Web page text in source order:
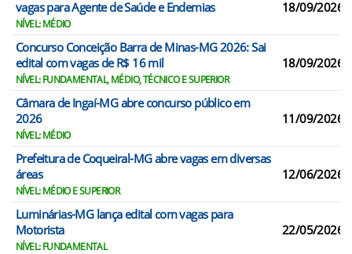
vagas para Agente de Saúde e Endemias
NÍVEL: MÉDIO
18/09/2026
Concurso Conceição Barra de Minas-MG 2026: Sai
edital com vagas de R$ 16 mil
NÍVEL: FUNDAMENTAL, MÉDIO, TÉCNICO E SUPERIOR
18/09/2026
Câmara de Ingaí-MG abre concurso público em
2026
NÍVEL: MÉDIO
11/09/2026
Prefeitura de Coqueiral-MG abre vagas em diversas
áreas
NÍVEL: MÉDIO E SUPERIOR
12/06/2026
Luminárias-MG lança edital com vagas para
Motorista
NÍVEL: FUNDAMENTAL
22/05/2026